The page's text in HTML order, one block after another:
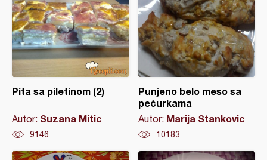
Pita sa piletinom (2)
Autor: Suzana Mitic
9146
Punjeno belo meso sa
pečurkama
Autor: Marija Stankovic
10183